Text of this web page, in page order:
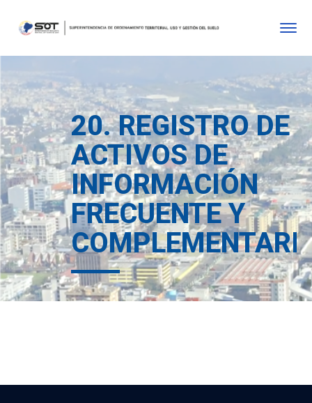
20. REGISTRO DE
ACTIVOS DE
INFORMACIÓN
FRECUENTE Y